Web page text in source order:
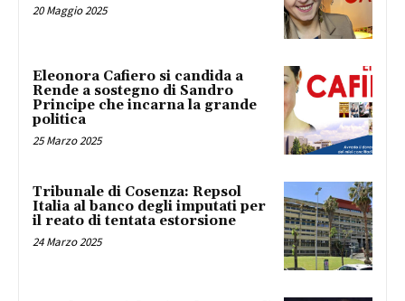
20 Maggio 2025
Eleonora Cafiero si candida a
Rende a sostegno di Sandro
Principe che incarna la grande
politica
25 Marzo 2025
Tribunale di Cosenza: Repsol
Italia al banco degli imputati per
il reato di tentata estorsione
24 Marzo 2025